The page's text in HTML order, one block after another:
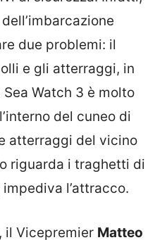
due problemi: il
e gli atterraggi, in
Watch 3 è molto
del cuneo di
atterraggi del vicino
riguarda i traghetti di
l’attracco.
il Vicepremier Matteo